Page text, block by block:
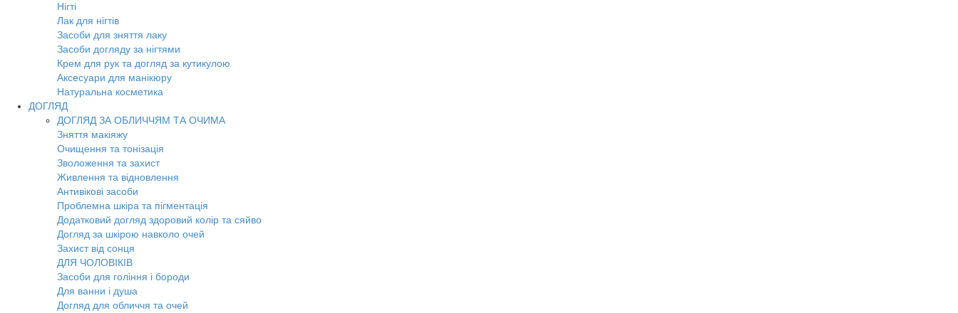
Нігті
Лак для нігтів
Засоби для зняття лаку
Засоби догляду за нігтями
Крем для рук та догляд за кутикулою
Аксесуари для манікюру
Натуральна косметика
ДОГЛЯД
ДОГЛЯД ЗА ОБЛИЧЧЯМ ТА ОЧИМА
Зняття макіяжу
Очищення та тонізація
Зволоження та захист
Живлення та відновлення
Антивікові засоби
Проблемна шкіра та пігментація
Додатковий догляд здоровий колір та сяйво
Догляд за шкірою навколо очей
Захист від сонця
ДЛЯ ЧОЛОВІКІВ
Засоби для гоління і бороди
Для ванни і душа
Догляд для обличчя та очей